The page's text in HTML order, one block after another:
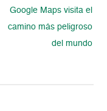
Google Maps visita el
camino más peligroso
del mundo